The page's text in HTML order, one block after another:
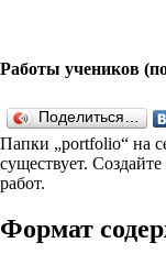
Работы учеников
Поделиться…
Папки „port­fo­lio“ на
существует.
работ.
Формат